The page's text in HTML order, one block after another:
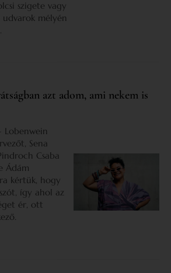
szigete vagy
mélyén
azt adom, ami nekem is
Lobenwein
Sena
Csaba
Ádám
kértük, hogy
így ahol az
ér, ott